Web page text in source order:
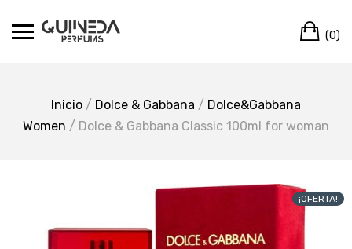
(0)
Inicio / Dolce & Gabbana / Dolce&Gabbana
Women / Dolce & Gabbana Classic 100ml for woman
¡OFERTA!